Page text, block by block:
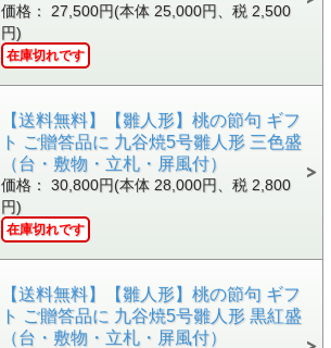
価格： 27,500円(本体 25,000円、税 2,500
円)
在庫切れです
【送料無料】【雛人形】桃の節句 ギフ
ト ご贈答品に 九谷焼5号雛人形 三色盛
（台・敷物・立札・屏風付）
価格： 30,800円(本体 28,000円、税 2,800
円)
在庫切れです
【送料無料】【雛人形】桃の節句 ギフ
ト ご贈答品に 九谷焼5号雛人形 黒紅盛
（台・敷物・立札・屏風付）